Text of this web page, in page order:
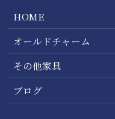
HOME
オールドチャーム
その他家具
ブログ